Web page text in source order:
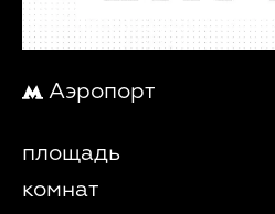
Аэропорт
площадь
комнат